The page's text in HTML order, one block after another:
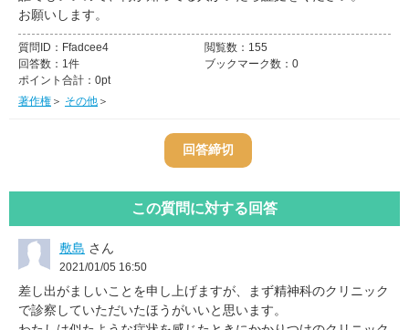
お願いします。
質問ID： Ffadcee4 閲覧数： 155
回答数： 1件 ブックマーク数： 0
ポイント合計： 0pt
著作権 ＞ その他 ＞
この質問に対する回答
敷島 さん
2021/01/05 16:50
差し出がましいことを申し上げますが、まず精神科のクリニック
で診察していただいたほうがいいと思います。